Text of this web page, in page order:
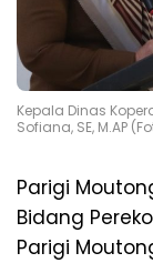
Kepala Dinas
Sofiana, SE, M.AP
Parigi
Bidang
Parigi